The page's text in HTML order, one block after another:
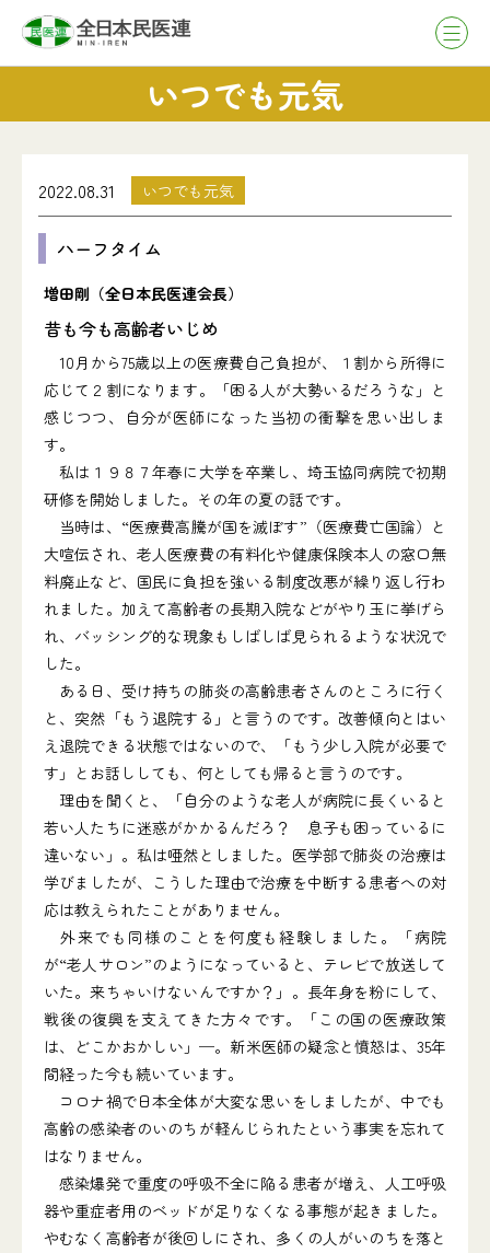
いつでも元気
2022.08.31 いつでも元気
ハーフタイム
増田剛（全日本民医連会長）
昔も今も高齢者いじめ
10月から75歳以上の医療費自己負担が、１割から所得に
応じて２割になります。「困る人が大勢いるだろうな」と
感じつつ、自分が医師になった当初の衝撃を思い出しま
す。
私は１９８７年春に大学を卒業し、埼玉協同病院で初期
研修を開始しました。その年の夏の話です。
当時は、“医療費高騰が国を滅ぼす”（医療費亡国論）と
大喧伝され、老人医療費の有料化や健康保険本人の窓口無
料廃止など、国民に負担を強いる制度改悪が繰り返し行わ
れました。加えて高齢者の長期入院などがやり玉に挙げら
れ、バッシング的な現象もしばしば見られるような状況で
した。
ある日、受け持ちの肺炎の高齢患者さんのところに行く
と、突然「もう退院する」と言うのです。改善傾向とはい
え退院できる状態ではないので、「もう少し入院が必要で
す」とお話ししても、何としても帰ると言うのです。
理由を聞くと、「自分のような老人が病院に長くいると
若い人たちに迷惑がかかるんだろ？ 息子も困っているに
違いない」。私は唖然としました。医学部で肺炎の治療は
学びましたが、こうした理由で治療を中断する患者への対
応は教えられたことがありません。
外来でも同様のことを何度も経験しました。「病院
が“老人サロン”のようになっていると、テレビで放送して
いた。来ちゃいけないんですか？」。長年身を粉にして、
戦後の復興を支えてきた方々です。「この国の医療政策
は、どこかおかしい」─。新米医師の疑念と憤怒は、35年
間経った今も続いています。
コロナ禍で日本全体が大変な思いをしましたが、中でも
高齢の感染者のいのちが軽んじられたという事実を忘れて
はなりません。
感染爆発で重度の呼吸不全に陥る患者が増え、人工呼吸
器や重症者用のベッドが足りなくなる事態が起きました。
やむなく高齢者が後回しにされ、多くの人がいのちを落と